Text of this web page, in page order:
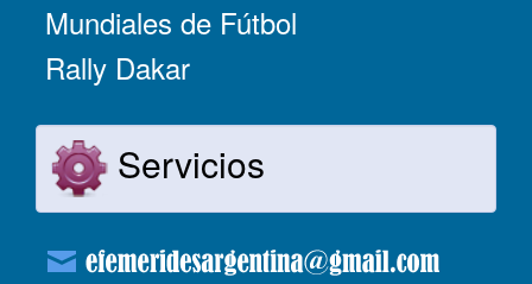
Mundiales de Fútbol
Rally Dakar
Servicios